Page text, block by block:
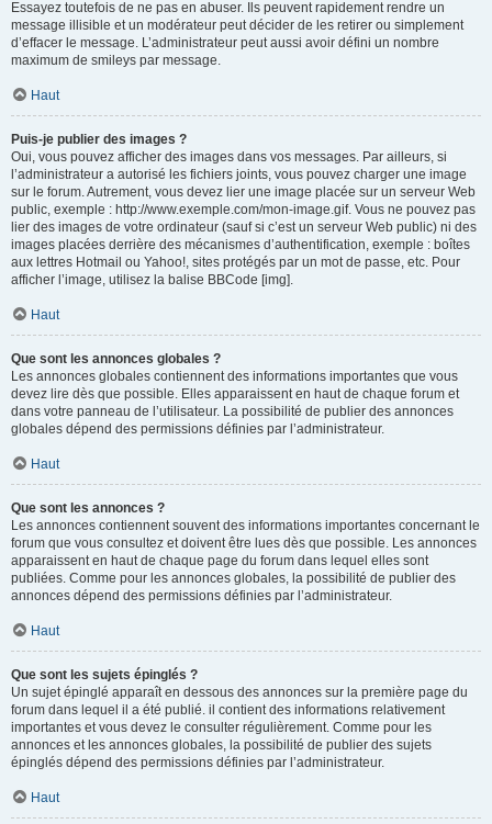
Essayez toutefois de ne pas en abuser. Ils peuvent rapidement rendre un
message illisible et un modérateur peut décider de les retirer ou simplement
d’effacer le message. L’administrateur peut aussi avoir défini un nombre
maximum de smileys par message.
Haut
Puis-je publier des images ?
Oui, vous pouvez afficher des images dans vos messages. Par ailleurs, si
l’administrateur a autorisé les fichiers joints, vous pouvez charger une image
sur le forum. Autrement, vous devez lier une image placée sur un serveur Web
public, exemple : http://www.exemple.com/mon-image.gif. Vous ne pouvez pas
lier des images de votre ordinateur (sauf si c’est un serveur Web public) ni des
images placées derrière des mécanismes d’authentification, exemple : boîtes
aux lettres Hotmail ou Yahoo!, sites protégés par un mot de passe, etc. Pour
afficher l’image, utilisez la balise BBCode [img].
Haut
Que sont les annonces globales ?
Les annonces globales contiennent des informations importantes que vous
devez lire dès que possible. Elles apparaissent en haut de chaque forum et
dans votre panneau de l’utilisateur. La possibilité de publier des annonces
globales dépend des permissions définies par l’administrateur.
Haut
Que sont les annonces ?
Les annonces contiennent souvent des informations importantes concernant le
forum que vous consultez et doivent être lues dès que possible. Les annonces
apparaissent en haut de chaque page du forum dans lequel elles sont
publiées. Comme pour les annonces globales, la possibilité de publier des
annonces dépend des permissions définies par l’administrateur.
Haut
Que sont les sujets épinglés ?
Un sujet épinglé apparaît en dessous des annonces sur la première page du
forum dans lequel il a été publié. il contient des informations relativement
importantes et vous devez le consulter régulièrement. Comme pour les
annonces et les annonces globales, la possibilité de publier des sujets
épinglés dépend des permissions définies par l’administrateur.
Haut